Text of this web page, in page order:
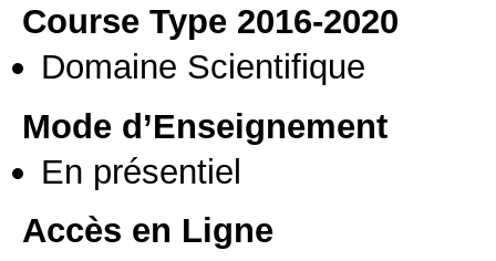
Course Type 2016-2020
Domaine Scientifique
Mode d’Enseignement
En présentiel
Accès en Ligne